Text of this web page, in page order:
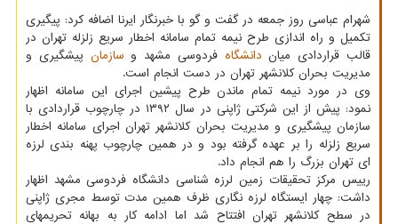
شهرام عباسی روز جمعه در گفت و گو با خبرنگار ایرنا اضافه کرد: پیگیری
تکمیل و راه اندازی طرح نیمه تمام سامانه اخطار سریع زلزله تهران در
قالب قراردادی میان دانشگاه فردوسی مشهد و سازمان پیشگیری و
مدیریت بحران کلانشهر تهران در دست انجام است.
وی در مورد نیمه تمام ماندن طرح پیشین اجرای این سامانه اظهار
نمود: پیش از این شرکتی ژاپنی در سال ۱۳۹۲ در چارچوب قراردادی با
سازمان پیشگیری و مدیریت بحران کلانشهر تهران اجرای سامانه اخطار
سریع زلزله را بر عهده گرفته بود و در همین چارچوب پهنه بندی لرزه
ای تهران بزرگ را هم انجام داد.
رییس مرکز تحقیقات زمین لرزه شناسی دانشگاه فردوسی مشهد اظهار
داشت: چهار ایستگاه لرزه نگاری ظرف همین مدت توسط مجری ژاپنی
در سطح کلانشهر تهران افتتاح شد اما ادامه کار به بهانه تحریمهای